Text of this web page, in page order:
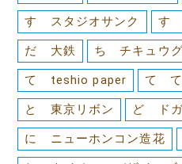
す スタジオサンク す
だ 大鉄 ち チキュウ
て teshio paper て て
と 東京リボン ど ドガ
に ニューホンコン造花